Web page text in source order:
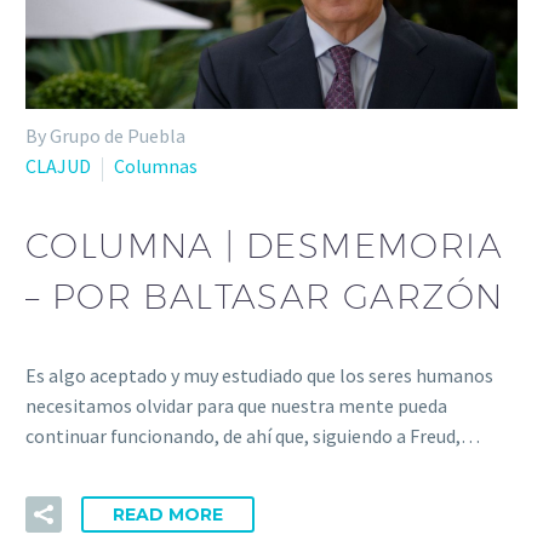
By Grupo de Puebla
CLAJUD
Columnas
COLUMNA | DESMEMORIA
– POR BALTASAR GARZÓN
Es algo aceptado y muy estudiado que los seres humanos
necesitamos olvidar para que nuestra mente pueda
continuar funcionando, de ahí que, siguiendo a Freud,…
READ MORE